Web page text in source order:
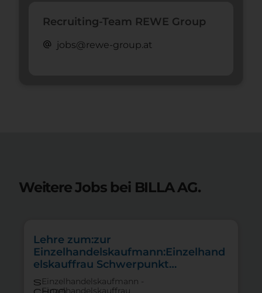
Recruiting-Team REWE Group
alternate_email jobs@rewe-group.at
Weitere Jobs bei BILLA AG.
Lehre zum:zur
Einzelhandelskaufmann:Einzelhand
elskauffrau Schwerpunkt
Feinkostfachverkauf
s
choo
Einzelhandelskaufmann -
Einzelhandelskauffrau